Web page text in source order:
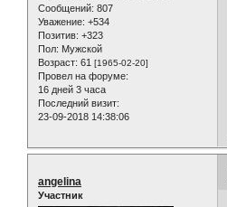
Сообщений: 807
Уважение: +534
Позитив: +323
Пол: Мужской
Возраст: 61 [1965-02-20]
Провел на форуме:
16 дней 3 часа
Последний визит:
23-09-2018 14:38:06
angelina
Участник